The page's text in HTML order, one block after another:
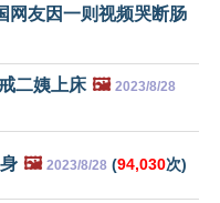
网友因一则视频哭断肠
二姨上床 🖼️ 2023/8/28
🖼️ 2023/8/28 (94,030次)